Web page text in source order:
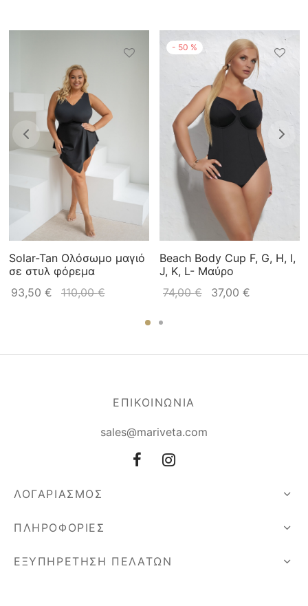
Solar-Tan Ολόσωμο μαγιό
σε στυλ φόρεμα
93,50 € 110,00€
- 50 %
Beach Body Cup F, G, H, I,
J, K, L- Μαύρο
74,00€ 37,00 €
ΕΠΙΚΟΙΝΩΝΙΑ
sales@mariveta.com
ΛΟΓΑΡΙΑΣΜΟΣ
ΠΛΗΡΟΦΟΡΙΕΣ
ΕΞΥΠΗΡΕΤΗΣΗ ΠΕΛΑΤΩΝ